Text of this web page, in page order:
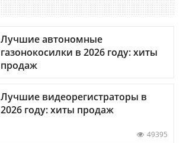
Лучшие автономные
газонокосилки в 2026 году: хиты
продаж
Лучшие видеорегистраторы в
2026 году: хиты продаж
49395